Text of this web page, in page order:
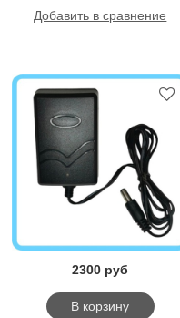
Добавить в сравнение
2300 руб
В корзину